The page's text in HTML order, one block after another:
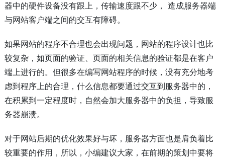
器中的硬件设备没有跟上，传输速度跟不少， 造成服务器端
与网站客户端之间的交互有障碍。
如果网站的程序不合理也会出现问题，网站的程序设计也比
较复杂，如页面的验证、页面的相关信息的验证都是在客户
端上进行的。但很多在编写网站程序的时候，没有充分地考
虑到程序上的合理，什么信息都要通过交互到服务器中的，
在积累到一定程度时，自然会加大服务器中的负担，导致服
务器崩溃。
对于网站后期的优化效果好与坏，服务器方面也是肩负着比
较重要的作用，所以，小编建议大家，在前期的策划中要将